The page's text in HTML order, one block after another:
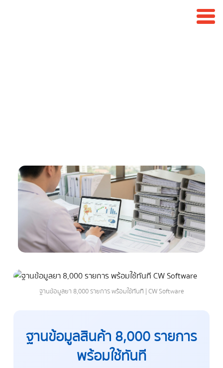
ฐานข้อมูลยา 8,000 รายการ พร้อมใช้ทันที | CW Software
ฐานข้อมูลสินค้า 8,000 รายการ
พร้อมใช้ทันที